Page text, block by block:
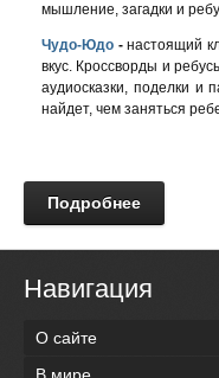
мышление, загадки и
Чудо-Юдо -настоящий
вкус. Кроссворды и
аудиосказки, поделки
найдет, чем заняться
Подробнее
Навигация
О сайте